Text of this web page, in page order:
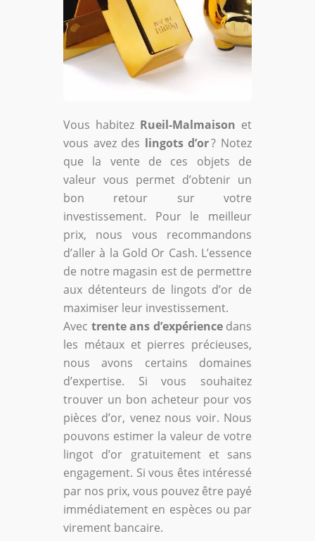
Vous habitez Rueil-Malmaison et
vous avez des lingots d’or? Notez
que la vente de ces objets de
valeur vous permet d’obtenir un
bon retour sur votre
investissement. Pour le meilleur
prix, nous vous recommandons
d’aller à la Gold Or Cash. L’essence
de notre magasin est de permettre
aux détenteurs de lingots d’or de
maximiser leur investissement.
Avec trente ans d’expériencedans
les métaux et pierres précieuses,
nous avons certains domaines
d’expertise. Si vous souhaitez
trouver un bon acheteur pour vos
pièces d’or, venez nous voir. Nous
pouvons estimer la valeur de votre
lingot d’or gratuitement et sans
engagement. Si vous êtes intéressé
par nos prix, vous pouvez être payé
immédiatement en espèces ou par
virement bancaire.